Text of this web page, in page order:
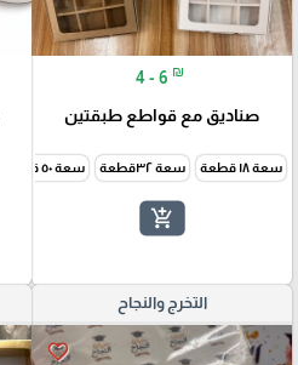
4 - 6 ₪
صناديق مع قواطع طبقتين
سعة ١٨ قطعة سعة ٣٢قطعة سعة ٥٠ قطعة
add_shopping_cart
التخرج والنجاح
favorite_border